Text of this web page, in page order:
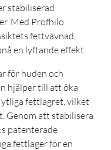
stabiliserad
Med Profhilo
fettvävnad,
en lyftande effekt.
för huden och
hjälper till att öka
ytliga fettlagret, vilket
Genom att stabilisera
patenterade
fettlager för en